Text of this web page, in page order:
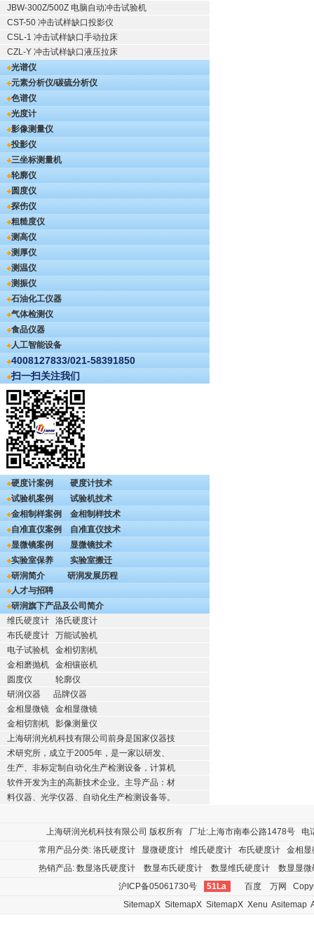
JBW-300Z/500Z 电脑自动冲击试验机
CST-50 冲击试样缺口投影仪
CSL-1 冲击试样缺口手动拉床
CZL-Y 冲击试样缺口液压拉床
光谱仪
元素分析仪/碳硫分析仪
色谱仪
光度计
影像测量仪
投影仪
三坐标测量机
轮廓仪
圆度仪
探伤仪
粗糙度仪
测高仪
测厚仪
测温仪
测振仪
石油化工仪器
气体检测仪
食品仪器
人工智能设备
4008127833/021-58391850
扫一扫关注我们
硬度计案例
硬度计技术
试验机案例
试验机技术
金相制样案例
金相制样技术
自准直仪案例
自准直仪技术
显微镜案例
显微镜技术
实验室保养
实验室搬迁
研润简介
研润发展历程
人才与招聘
研润旗下产品及公司简介
维氏硬度计
洛氏硬度计
布氏硬度计
万能试验机
电子试验机
金相切割机
金相磨抛机
金相镶嵌机
圆度仪
轮廓仪
研润仪器
品牌仪器
金相显微镜
金相显微镜
金相切割机
影像测量仪
上海研润光机科技有限公司前身是国家仪器技
术研究所，成立于2005年，是一家以研发、
生产、非标定制自动化生产检测设备，计算机
软件开发为主的高新技术企业。主导产品：材
料仪器、光学仪器、自动化生产检测设备等。
上海研润光机科技有限公司 版权所有 厂址:上海市南奉公路1478号
常用产品分类: 洛氏硬度计 显微硬度计 维氏硬度计 布氏硬度计
金相显
热销产品: 数显洛氏硬度计 数显布氏硬度计 数显维氏硬度计
数显显微
沪ICP备05061730号
51La 百度 万网
SitemapX SitemapX SitemapX Xenu Asitemap